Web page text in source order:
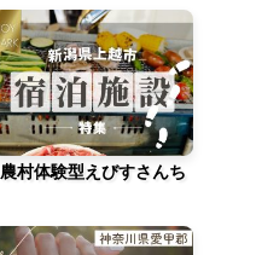
農村体験型えびすさんち